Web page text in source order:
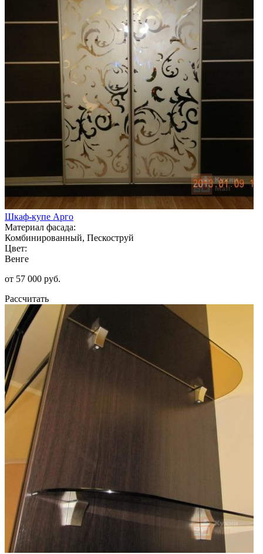
Шкаф-купе Арго
Материал фасада:
Комбинированный, Пескоструй
Цвет:
Венге
от 57 000 руб.
Рассчитать